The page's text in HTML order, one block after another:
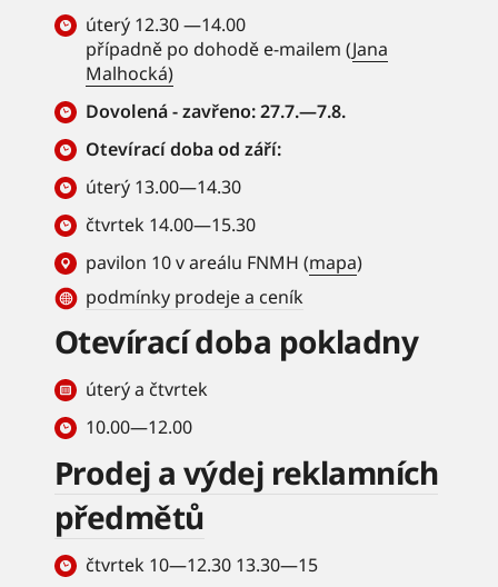
úterý 12.30 —14.00
případně po dohodě e-mailem (Jana
Malhocká)
Dovolená - zavřeno: 27.7.—7.8.
Otevírací doba od září:
úterý 13.00—14.30
čtvrtek 14.00—15.30
pavilon 10 v areálu FNMH (mapa)
podmínky prodeje a ceník
Otevírací doba pokladny
úterý a čtvrtek
10.00—12.00
Prodej a výdej reklamních
předmětů
čtvrtek 10—12.30 13.30—15